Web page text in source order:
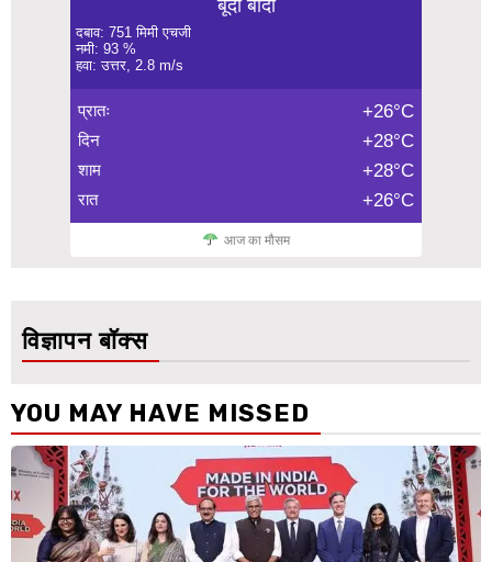
बूंदा बांदी
दबाव: 751 मिमी एचजी
नमी: 93 %
हवा: उत्तर, 2.8 m/s
प्रातः +26°C
दिन +28°C
शाम +28°C
रात +26°C
आज का मौसम
विज्ञापन बॉक्स
YOU MAY HAVE MISSED